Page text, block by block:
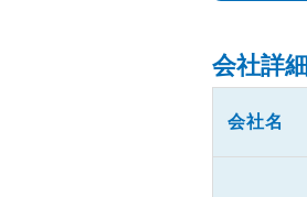
会社詳細
会社名